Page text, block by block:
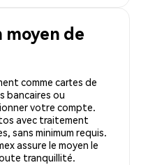
moyen de
comme cartes de
bancaires ou
votre compte.
avec traitement
sans minimum requis.
assure le moyen le
tranquillité.